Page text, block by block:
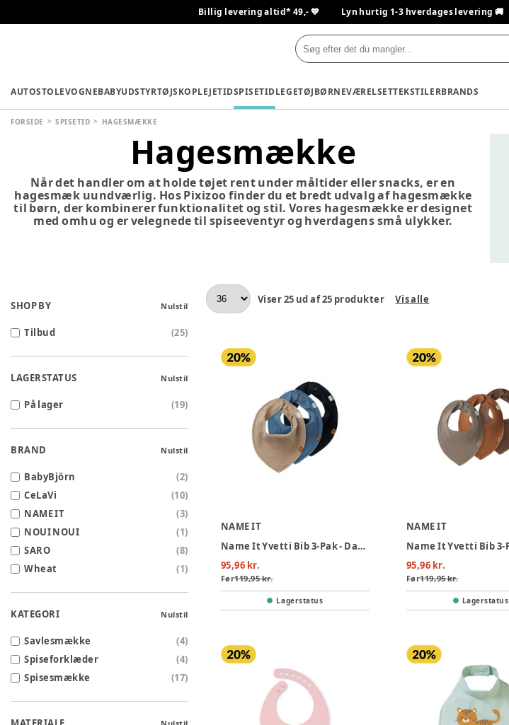
Billig levering altid* 49,- 💙 Lyn hurtig 1-3 hverdages levering 🚚
AUTOSTOLEVOGNEBABYUDSTYRTØJSKOPLEJETIDSPISETIDLEGETØJBØRNEVÆRELSETTEKSTILERBRANDS
FORSIDE SPISETID HAGESMÆKKE
Hagesmække
Når det handler om at holde tøjet rent under måltider eller snacks, er en
hagesmæk uundværlig. Hos Pixizoo finder du et bredt udvalg af hagesmække
til børn, der kombinerer funktionalitet og stil. Vores hagesmække er designet
med omhu og er velegnede til spiseeventyr og hverdagens små ulykker.
SHOP BY Nulstil
Tilbud (25)
LAGERSTATUS Nulstil
På lager (19)
BRAND Nulstil
BabyBjörn (2)
CeLaVi
(10)
NAME IT
(3)
NOUI NOUI
(1)
SARO
(8)
Wheat
(1)
KATEGORI Nulstil
Savlesmække (4)
Spiseforklæder
(4)
Spisesmække
(17)
Viser25 ud af25 produkter Vis alle
NAME IT
Name It Yvetti Bib 3-Pak - Dark Sapphire
95,96 kr.
Før119,95 kr.
Lagerstatus
NAME IT
95,96 kr.
Før119,95 kr.
Lagerstatus